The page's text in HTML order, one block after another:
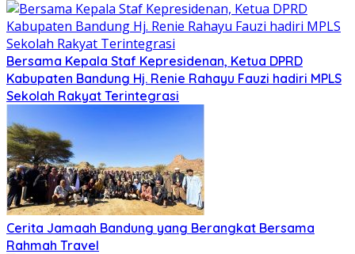
Bersama Kepala Staf Kepresidenan, Ketua DPRD
Kabupaten Bandung Hj. Renie Rahayu Fauzi hadiri MPLS
Sekolah Rakyat Terintegrasi
Cerita Jamaah Bandung yang Berangkat Bersama
Rahmah Travel